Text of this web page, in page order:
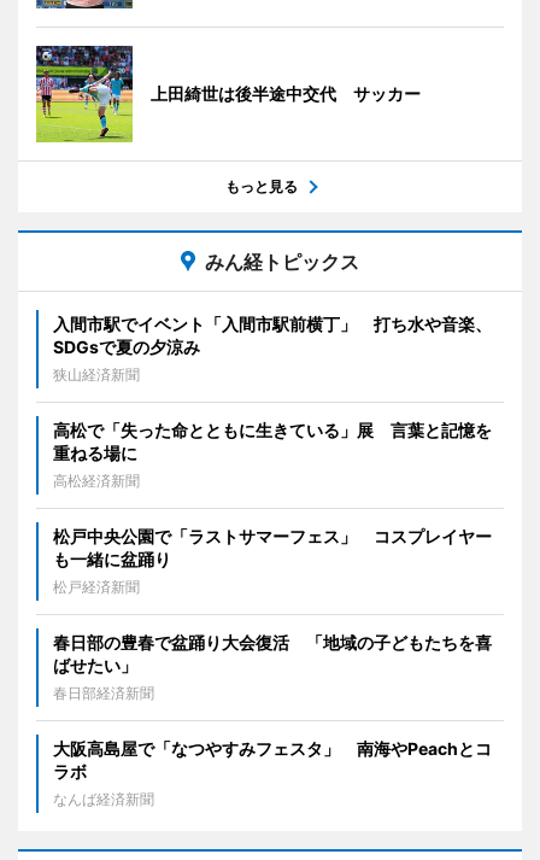
上田綺世は後半途中交代 サッカー
もっと見る
みん経トピックス
入間市駅でイベント「入間市駅前横丁」 打ち水や音楽、
SDGsで夏の夕涼み
狭山経済新聞
高松で「失った命とともに生きている」展 言葉と記憶を
重ねる場に
高松経済新聞
松戸中央公園で「ラストサマーフェス」 コスプレイヤー
も一緒に盆踊り
松戸経済新聞
春日部の豊春で盆踊り大会復活 「地域の子どもたちを喜
ばせたい」
春日部経済新聞
大阪高島屋で「なつやすみフェスタ」 南海やPeachとコ
ラボ
なんば経済新聞